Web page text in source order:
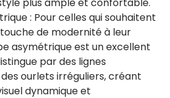
: Pour celles qui souhaitent
de modernité à leur
asymétrique est un excellent
par des lignes
ourlets irréguliers, créant
dynamique et